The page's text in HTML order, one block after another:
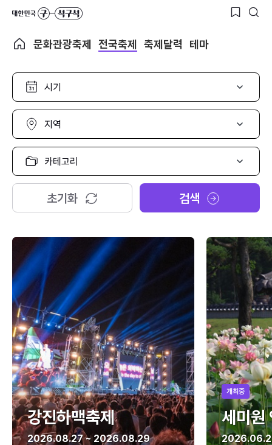
문화관광축제 전국축제 축제달력 테마
시
선
택
지
선
택
카
고
리
택
초기화 검색
강진하맥축제
2026.08.27 ~ 2026.08.29
개최중
세미원